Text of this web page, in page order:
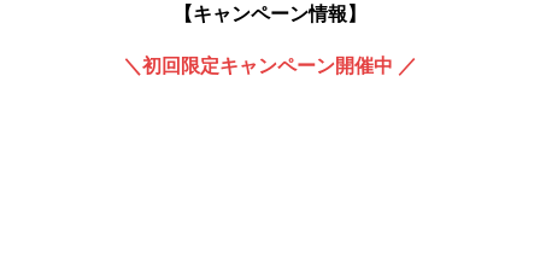
【キャンペーン情報】
＼初回限定キャンペーン開催中 ／